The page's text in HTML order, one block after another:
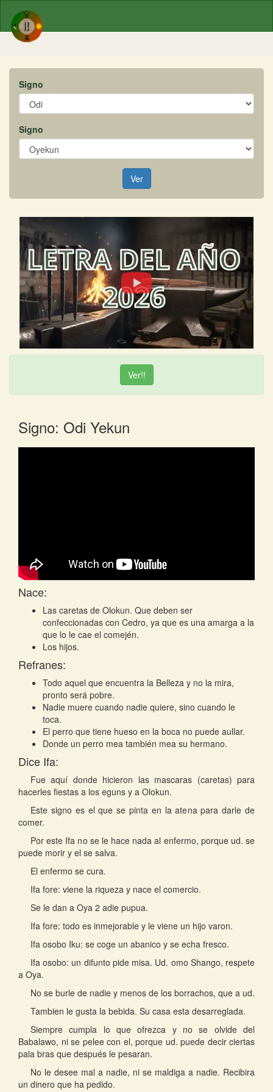
Signo
Signo
Ver
Ver!!
Signo: Odi Yekun
Nace:
Las caretas de Olokun. Que deben ser
confeccionadas con Cedro, ya que es una amarga a la
que lo le cae el comején.
Los hijos.
Refranes:
Todo aquel que encuentra la Belleza y no la mira,
pronto será pobre.
Nadie muere cuando nadie quiere, sino cuando le
toca.
El perro que tiene hueso en la boca no puede aullar.
Donde un perro mea también mea su hermano.
Dice Ifa:
Fue aquí donde hicieron las mascaras (caretas) para
hacerles fiestas a los eguns y a Olokun.
Este signo es el que se pinta en la atena para darle de
comer.
Por este Ifa no se le hace nada al enfermo, porque ud. se
puede morir y el se salva.
El enfermo se cura.
Ifa fore: viene la riqueza y nace el comercio.
Se le dan a Oya 2 adie pupua.
Ifa fore: todo es inmejorable y le viene un hijo varon.
Ifa osobo Iku: se coge un abanico y se echa fresco.
Ifa osobo: un difunto pide misa. Ud. omo Shango, respete
a Oya.
No se burle de nadie y menos de los borrachos, que a ud.
Tambien le gusta la bebida. Su casa esta desarreglada.
Siempre cumpla lo que ofrezca y no se olvide del
Babalawo, ni se pelee con el, porque ud. puede decir ciertas
pala bras que después le pesaran.
No le desee mal a nadie, ni se maldiga a nadie. Recibira
un dinero que ha pedido.